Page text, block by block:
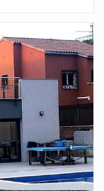
utile. Au
deux toilettes.
à mobilité
et le repos des
l'arrière de la
de piètons.
accepter